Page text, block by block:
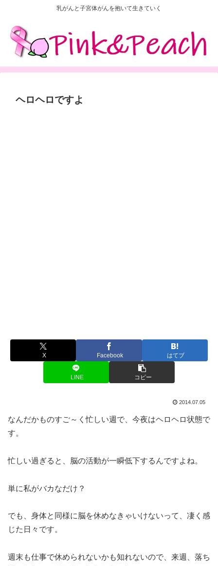
乳がんと子宮体がんを抱いて生きていく
ヘロヘロですよ
X Facebook はてブ
LINE コピー
2014.07.05
なんだかものすご～く忙しい週で、今夜はヘロヘロ状態で
す。
忙しい過ぎると、脳の活動が一瞬低下するんですよね。
単に私がバカなだけ？
でも、身体と同様に脳を休めなきゃいけないって、凄く感
じた日々です。
週末も仕事で休められないかも知れないので、来週、落ち